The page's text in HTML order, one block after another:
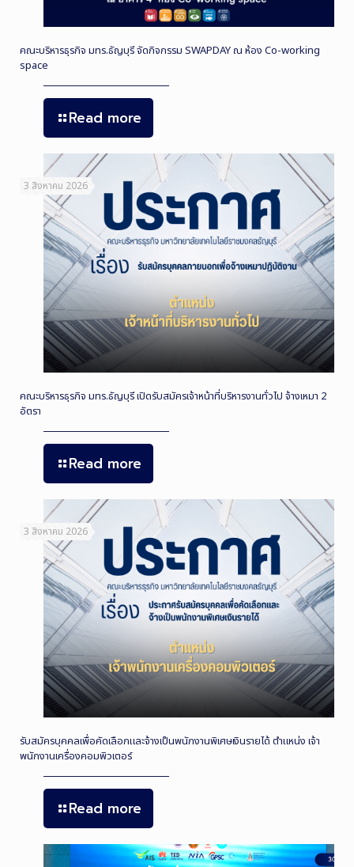
คณะบริหารธุรกิจ มทร.ธัญบุรี จัดกิจกรรม SWAPDAY ณ ห้อง Co-working
space
Read more
3 สิงหาคม 2026
คณะบริหารธุรกิจ มทร.ธัญบุรี เปิดรับสมัครเจ้าหน้าที่บริหารงานทั่วไป จ้างเหมา 2
อัตรา
Read more
3 สิงหาคม 2026
รับสมัครบุคคลเพื่อคัดเลือกและจ้างเป็นพนักงานพิเศษเงินรายได้ ตำแหน่ง เจ้า
พนักงานเครื่องคอมพิวเตอร์
Read more